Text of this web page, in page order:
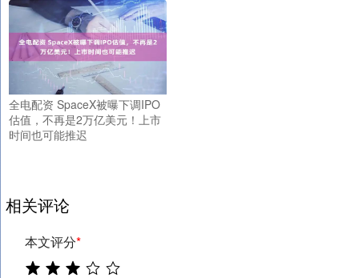
全电配资 SpaceX被曝下调IPO
估值，不再是2万亿美元！上市
时间也可能推迟
相关评论
本文评分*